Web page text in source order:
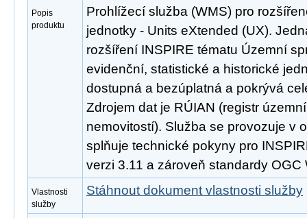
Popis
produktu
Prohlížecí služba (WMS) pro
jednotky - Units eXtended (UX).
rozšíření INSPIRE tématu Územní
evidenční, statistické a historické
dostupná a bezúplatná a pokrývá
Zdrojem dat je RÚIAN (registr
nemovitostí). Služba se provozuje v
splňuje technické pokyny pro
verzi 3.11 a zároveň standardy OGC
Vlastnosti
služby
Stáhnout dokument vlastnosti služby